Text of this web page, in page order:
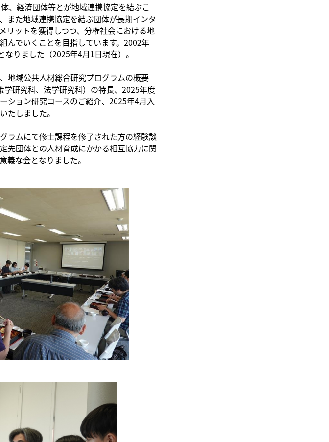
、経済団体等とが地域連携協定を結ぶこ
また地域連携協定を結ぶ団体が長期インタ
リットを獲得しつつ、分権社会における地
んでいくことを目指しています。2002年
りました（2025年4月1日現在）。
地域公共人材総合研究プログラムの概要
研究科、法学研究科）の特長、2025年度
ション研究コースのご紹介、2025年4月入
たしました。
ラムにて修士課程を修了された方の経験談
先団体との人材育成にかかる相互協力に関
義な会となりました。